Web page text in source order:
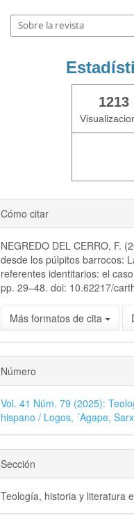
Sobre la revista
1213
Cómo citar
NEGREDO DEL CERRO, F.
desde los púlpitos barrocos:
referentes identitarios: el
pp. 29–48. doi: 10.62217/
Más formatos de cita
Número
Vol. 41 Núm. 79 (2025):
hispano / Logos, ´Agape,
Sección
Teología, historia y literatura